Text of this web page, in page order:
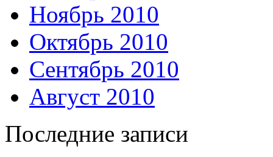
Ноябрь 2010
Октябрь 2010
Сентябрь 2010
Август 2010
Последние записи